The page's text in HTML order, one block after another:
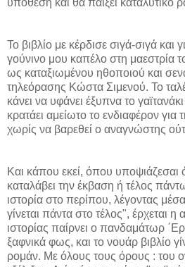
Το βιβλίο με κέρδισε σιγά-σιγά και
γούνινο μου καπέλο στη μαεστρία
ως καταξιωμένου ηθοποιού και
τηλεόρασης Κώστα Σιμενού. Το
κάνει να υφάνει έξυπνα το
κρατάει αμείωτο το ενδιαφέρον για
χωρίς να βαρεθεί ο αναγνώστης
Και κάπου εκεί, όπου υποψιάζεσαι
καταλάβει την έκβαση ή τέλος
ιστορία στο περίπου, λέγοντας
γίνεται πάντα στο τέλος", έρχεται
ιστορίας παίρνει ο πανδαμάτωρ
ξαφνικά φως, και το νουάρ βιβλίο
ρομάν. Με όλους τους όρους : του